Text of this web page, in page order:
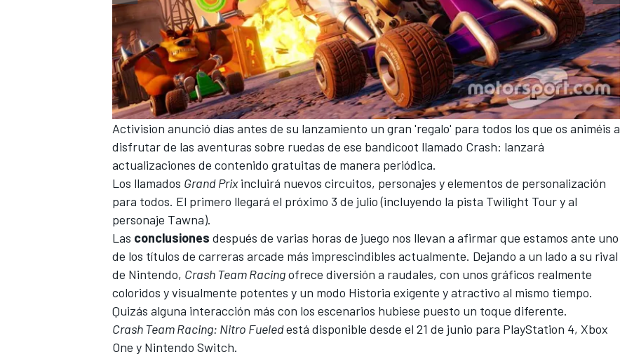
Activision anunció días antes de su lanzamiento un gran 'regalo' para todos los que os animéis a
disfrutar de las aventuras sobre ruedas de ese bandicoot llamado Crash: lanzará
actualizaciones de contenido gratuitas de manera periódica.
Los llamados Grand Prixincluirá nuevos circuitos, personajes y elementos de personalización
para todos. El primero llegará el próximo 3 de julio (incluyendo la pista Twilight Tour y al
personaje Tawna).
Las conclusiones después de varias horas de juego nos llevan a afirmar que estamos ante uno
de los títulos de carreras arcade más imprescindibles actualmente. Dejando a un lado a su rival
de Nintendo, Crash Team Racingofrece diversión a raudales, con unos gráficos realmente
coloridos y visualmente potentes y un modo Historia exigente y atractivo al mismo tiempo.
Quizás alguna interacción más con los escenarios hubiese puesto un toque diferente.
Crash Team Racing: Nitro Fueledestá disponible desde el 21 de junio para PlayStation 4, Xbox
One y Nintendo Switch.